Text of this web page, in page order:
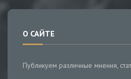
О САЙТЕ
Публикуем различные мнения,